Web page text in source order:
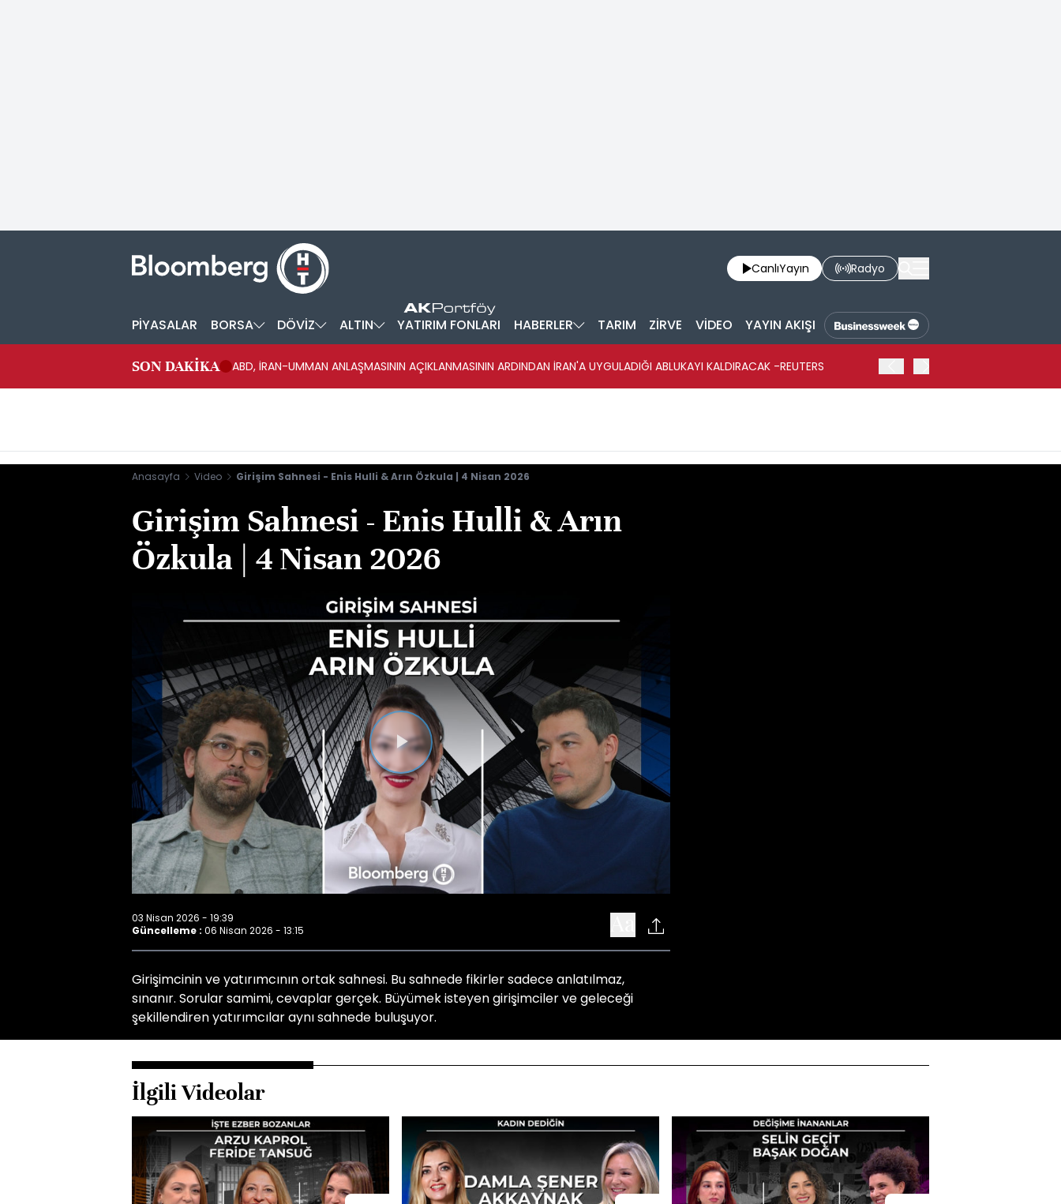
CanlıYayın Radyo
PİYASALAR BORSA DÖVİZ ALTIN YATIRIM FONLARI HABERLER TARIM ZİRVE VİDEO YAYIN AKIŞI
SON DAKİKA ABD, İRAN-UMMAN ANLAŞMASININ AÇIKLANMASININ ARDINDAN İRAN'A UYGULADIĞI ABLUKAYI KALDIRACAK -REUTERS
Anasayfa Video Girişim Sahnesi - Enis Hulli & Arın Özkula | 4 Nisan 2026
Girişim Sahnesi - Enis Hulli & Arın
Özkula | 4 Nisan 2026
Videoyu
Oynat
03 Nisan 2026 - 19:39
Güncelleme : 06 Nisan 2026 - 13:15
Girişimcinin ve yatırımcının ortak sahnesi. Bu sahnede fikirler sadece anlatılmaz,
sınanır. Sorular samimi, cevaplar gerçek. Büyümek isteyen girişimciler ve geleceği
şekillendiren yatırımcılar aynı sahnede buluşuyor.
İlgili Videolar